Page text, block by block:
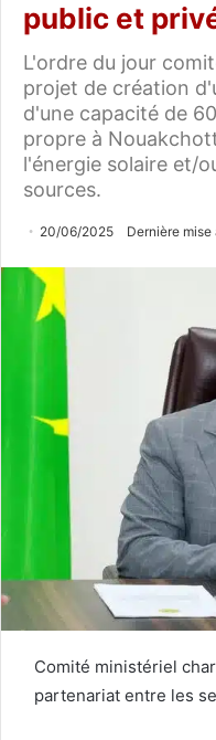
public et
L'ordre du jour
projet de création
d'une capacité de
propre à
l'énergie solaire et/
sources.
20/06/2025 Dernière
Comité ministériel
partenariat entre les